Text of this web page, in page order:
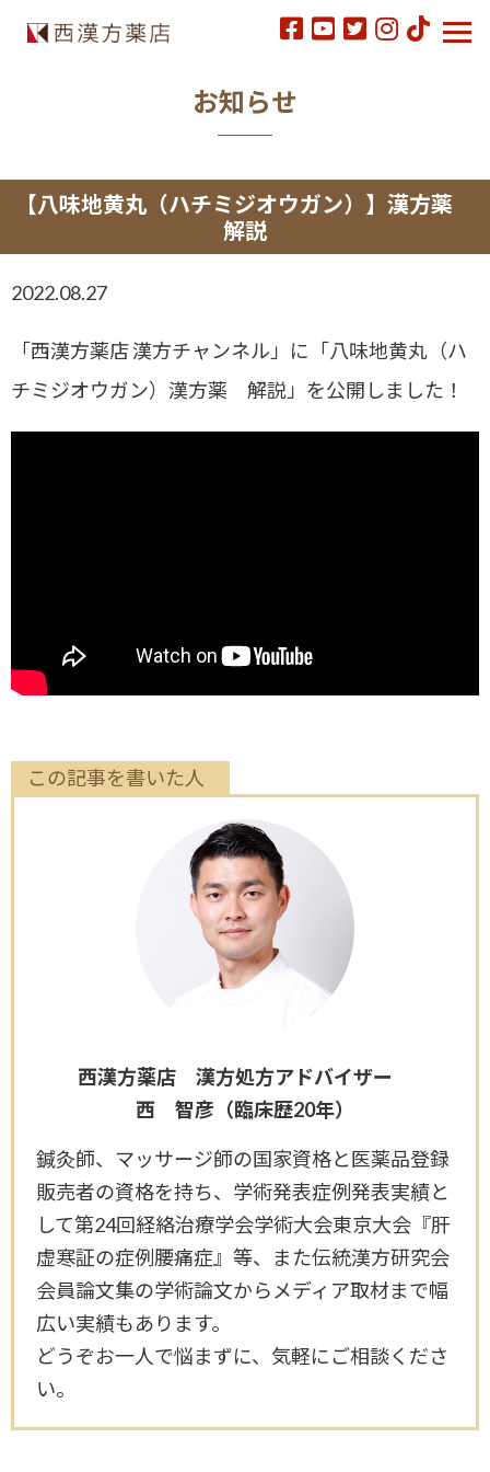
お知らせ
【八味地黄丸（ハチミジオウガン）】漢方薬
解説
2022.08.27
「西漢方薬店 漢方チャンネル」に「八味地黄丸（ハ
チミジオウガン）漢方薬 解説」を公開しました！
この記事を書いた人
西漢方薬店 漢方処方アドバイザー
西 智彦（臨床歴20年）
鍼灸師、マッサージ師の国家資格と医薬品登録
販売者の資格を持ち、学術発表症例発表実績と
して第24回経絡治療学会学術大会東京大会『肝
虚寒証の症例腰痛症』等、また伝統漢方研究会
会員論文集の学術論文からメディア取材まで幅
広い実績もあります。
どうぞお一人で悩まずに、気軽にご相談くださ
い。